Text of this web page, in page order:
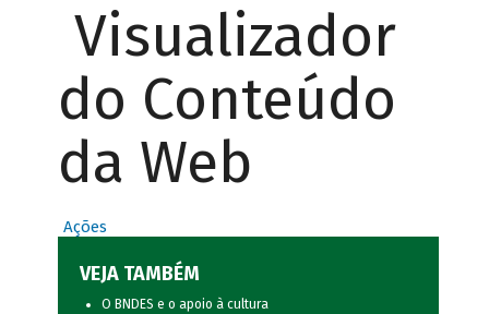
Visualizador
do Conteúdo
da Web
Ações
VEJA TAMBÉM
O BNDES e o apoio à cultura